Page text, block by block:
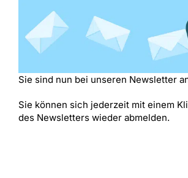
Sie sind nun bei unseren Newsletter
Sie können sich jederzeit mit einem
des Newsletters wieder abmelden.